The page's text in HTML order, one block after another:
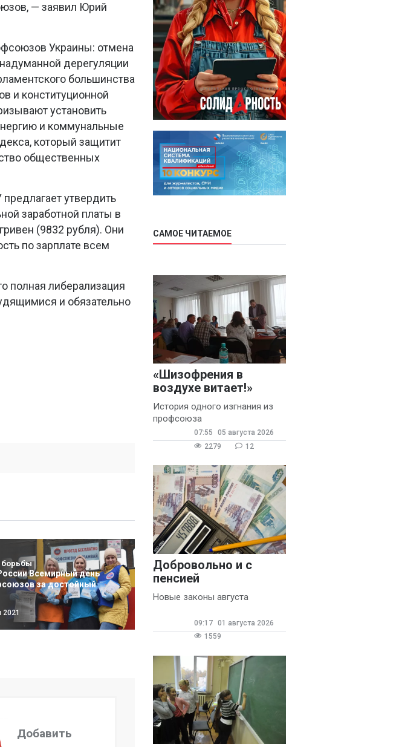
— заявил Юрий
Украины: отмена
дерегуляции
большинства
и конституционной
установить
и коммунальные
который защитит
общественных
утвердить
заработной платы в
(9832 рубля). Они
по зарплате всем
полная либерализация
и обязательно
борьбы
Всемирный день
за достойный
2021
Добавить
САМОЕ ЧИТАЕМОЕ
«Шизофрения в
воздухе витает!»
История одного изгнания из
профсоюза
07:55
05 августа 2026
2279
12
Добровольно и с
пенсией
Новые законы августа
09:17 01 августа 2026
1559